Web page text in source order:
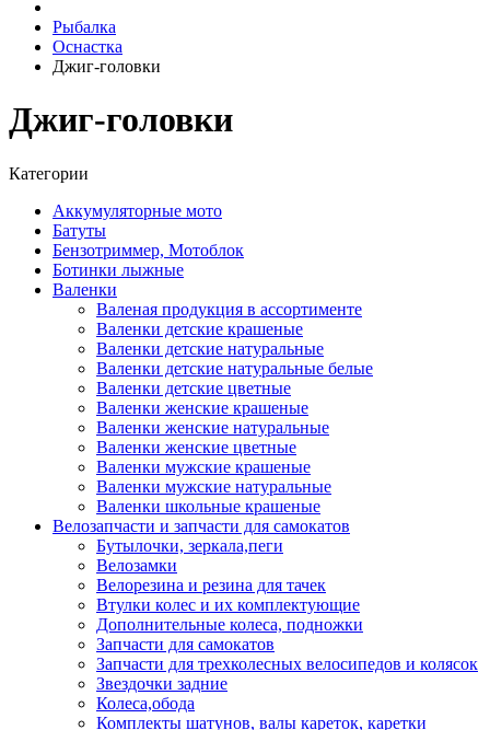
Рыбалка
Оснастка
Джиг-головки
Джиг-головки
Категории
Аккумуляторные мото
Батуты
Бензотриммер, Мотоблок
Ботинки лыжные
Валенки
Валеная продукция в ассортименте
Валенки детские крашеные
Валенки детские натуральные
Валенки детские натуральные белые
Валенки детские цветные
Валенки женские крашеные
Валенки женские натуральные
Валенки женские цветные
Валенки мужские крашеные
Валенки мужские натуральные
Валенки школьные крашеные
Велозапчасти и запчасти для самокатов
Бутылочки, зеркала,пеги
Велозамки
Велорезина и резина для тачек
Втулки колес и их комплектующие
Дополнительные колеса, подножки
Запчасти для самокатов
Запчасти для трехколесных велосипедов и колясок
Звездочки задние
Колеса,обода
Комплекты шатунов, валы кареток, каретки